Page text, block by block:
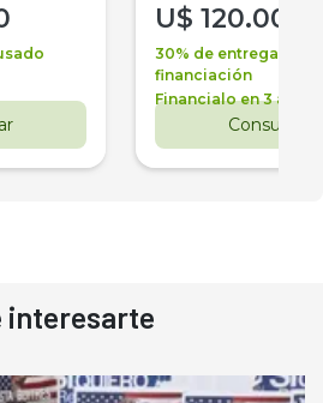
U$ 120.000
30% de entrega +
financiación
Financialo en 3 años
Consultar
interesarte